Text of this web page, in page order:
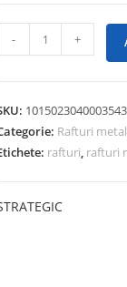
- +
1015023040003543
Rafturi
rafturi, rafturi